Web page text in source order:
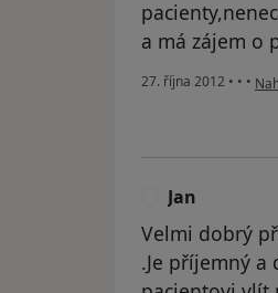
a má zájem o
27. října 2012 • • •
Jan
Velmi dobrý
.Je příjemný a